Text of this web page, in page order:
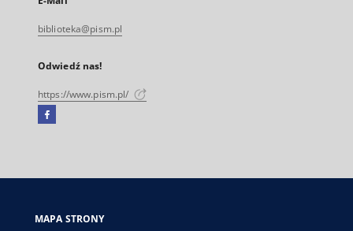
biblioteka@pism.pl
Odwiedź nas!
https://www.pism.pl/
Facebook
się
karcie
MAPA STRONY